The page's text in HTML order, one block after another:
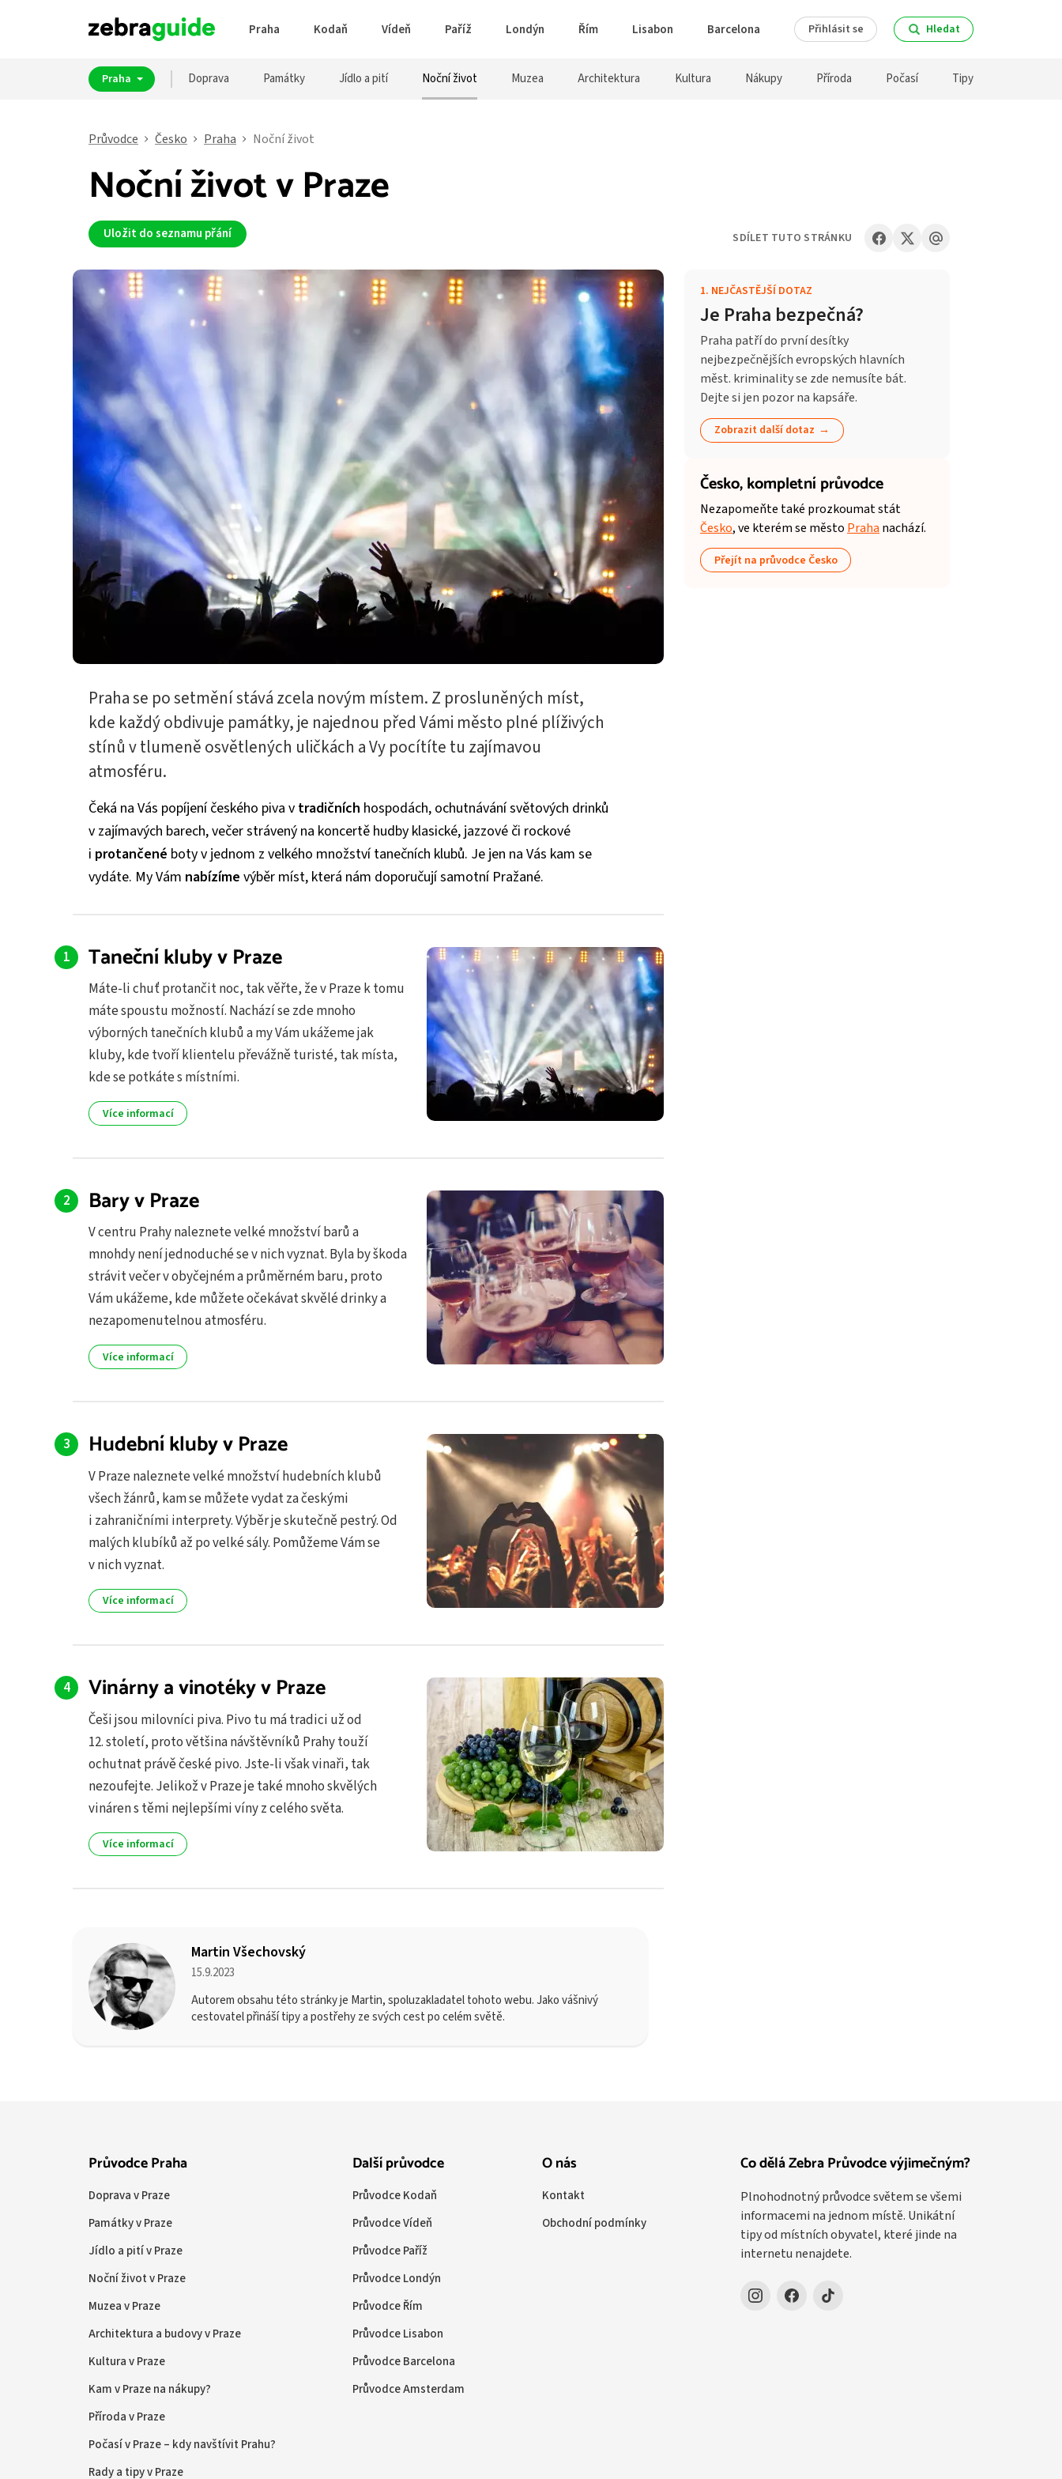
Praha Kodaň Vídeň Paříž Londýn Řím Lisabon Barcelona Přihlásit se Hledat
Praha Doprava Památky Jídlo a pití Noční život Muzea Architektura Kultura Nákupy Příroda Počasí Tipy
Průvodce Česko Praha Noční život
Noční život v Praze
Uložit do seznamu přání
Praha se po setmění stává zcela novým místem. Z prosluněných míst,
kde každý obdivuje památky, je najednou před Vámi město plné plíživých
stínů v tlumeně osvětlených uličkách a Vy pocítíte tu zajímavou
atmosféru.
Čeká na Vás popíjení českého piva v tradičních hospodách, ochutnávání světových drinků
v zajímavých barech, večer strávený na koncertě hudby klasické, jazzové či rockové
i protančené boty v jednom z velkého množství tanečních klubů. Je jen na Vás kam se
vydáte. My Vám nabízíme výběr míst, která nám doporučují samotní Pražané.
Taneční kluby v Praze
Máte-li chuť protančit noc, tak věřte, že v Praze k tomu
máte spoustu možností. Nachází se zde mnoho
výborných tanečních klubů a my Vám ukážeme jak
kluby, kde tvoří klientelu převážně turisté, tak místa,
kde se potkáte s místními.
Více informací
Bary v Praze
V centru Prahy naleznete velké množství barů a
mnohdy není jednoduché se v nich vyznat. Byla by škoda
strávit večer v obyčejném a průměrném baru, proto
Vám ukážeme, kde můžete očekávat skvělé drinky a
nezapomenutelnou atmosféru.
Více informací
Hudební kluby v Praze
V Praze naleznete velké množství hudebních klubů
všech žánrů, kam se můžete vydat za českými
i zahraničními interprety. Výběr je skutečně pestrý. Od
malých klubíků až po velké sály. Pomůžeme Vám se
v nich vyznat.
Více informací
Vinárny a vinotéky v Praze
Češi jsou milovníci piva. Pivo tu má tradici už od
12. století, proto většina návštěvníků Prahy touží
ochutnat právě české pivo. Jste-li však vinaři, tak
nezoufejte. Jelikož v Praze je také mnoho skvělých
vináren s těmi nejlepšími víny z celého světa.
Více informací
Martin Všechovský
15.9.2023
Autorem obsahu této stránky je Martin, spoluzakladatel tohoto webu. Jako vášnivý
cestovatel přináší tipy a postřehy ze svých cest po celém světě.
1. NEJČASTĚJŠÍ DOTAZ
Je Praha bezpečná?
Praha patří do první desítky
nejbezpečnějších evropských hlavních
měst. kriminality se zde nemusíte bát.
Dejte si jen pozor na kapsáře.
Zobrazit další dotaz
Česko,kompletní průvodce
Nezapomeňte také prozkoumat stát
Česko, ve kterém se město Praha nachází.
Přejít na průvodce Česko
SDÍLET TUTO STRÁNKU
Co dělá Zebra Průvodce výjimečným?
Plnohodnotný průvodce světem se všemi
informacemi na jednom místě. Unikátní
tipy od místních obyvatel, které jinde na
internetu nenajdete.
Průvodce Praha
Doprava v Praze
Památky v Praze
Jídlo a pití v Praze
Noční život v Praze
Muzea v Praze
Architektura a budovy v Praze
Kultura v Praze
Kam v Praze na nákupy?
Příroda v Praze
Počasí v Praze – kdy navštívit Prahu?
Rady a tipy v Praze
Další průvodce
Průvodce Kodaň
Průvodce Vídeň
Průvodce Paříž
Průvodce Londýn
Průvodce Řím
Průvodce Lisabon
Průvodce Barcelona
Průvodce Amsterdam
O nás
Kontakt
Obchodní podmínky